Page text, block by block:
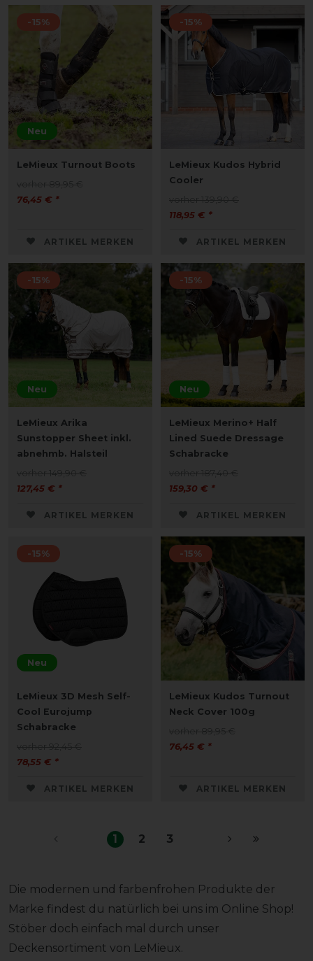
Neu
-15%
LeMieux Turnout Boots
76,45 € *
ARTIKEL MERKEN
-15%
LeMieux Kudos Hybrid
Cooler
118,95 € *
ARTIKEL MERKEN
Neu
-15%
LeMieux Arika
Sunstopper Sheet inkl.
abnehmb. Halsteil
127,45 € *
ARTIKEL MERKEN
Neu
-15%
LeMieux Merino+ Half
Lined Suede Dressage
Schabracke
159,30 € *
ARTIKEL MERKEN
Neu
-15%
LeMieux 3D Mesh Self-
Cool Eurojump
Schabracke
78,55 € *
ARTIKEL MERKEN
-15%
LeMieux Kudos Turnout
Neck Cover 100g
76,45 € *
ARTIKEL MERKEN
1 2 3
Die modernen und farbenfrohen Produkte der
Marke findest du natürlich bei uns im Online Shop!
Stöber doch einfach mal durch unser
Deckensortiment von LeMieux.